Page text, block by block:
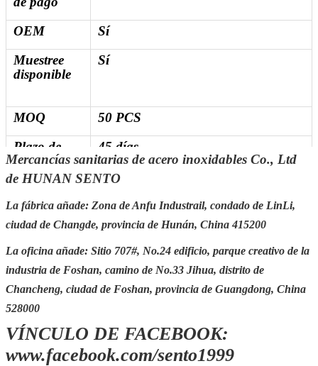
OEM
Sí
Muestree
disponible
Sí
MOQ
50 PCS
Plazo de
expedición
del plazo de
45 días
Detalles de
la entrega
30-45 días después de conseguir el
depósito
Puerto del
MANDO
Changsha, Shenzhen, Guangzhou,
Foshan
Embalaje
embala aceptar por requerimiento
adicional)
Mercancías sanitarias de acero inoxidables Co., Ltd
de HUNAN SENTO
La fábrica añade: Zona de Anfu Industrail, condado de LinLi,
ciudad de Changde, provincia de Hunán, China 415200
La oficina añade: Sitio 707#, No.24 edificio, parque creativo de la
industria de Foshan, camino de No.33 Jihua, distrito de
Chancheng, ciudad de Foshan, provincia de Guangdong, China
528000
VÍNCULO DE FACEBOOK:
www.facebook.com/sento1999